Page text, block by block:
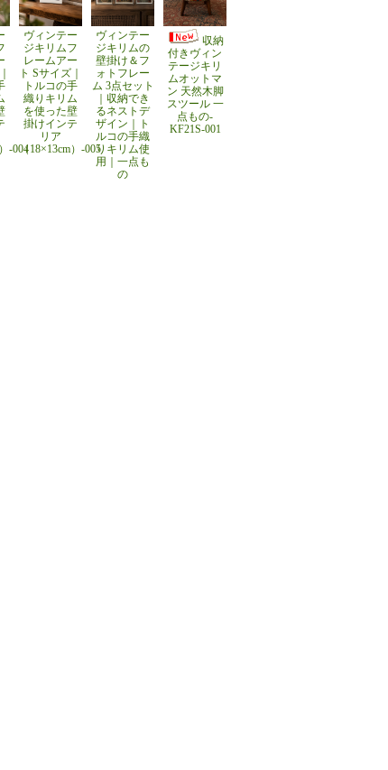
-004
ヴィンテー
ジキリムフ
レームアー
ト Sサイズ｜
トルコの手
織りキリム
を使った壁
掛けインテ
リア
（18×13cm）-005
ヴィンテー
ジキリムの
壁掛け＆フ
ォトフレー
ム 3点セット
｜収納でき
るネストデ
ザイン｜ト
ルコの手織
りキリム使
用｜一点も
の
収納
付きヴィン
テージキリ
ムオットマ
ン 天然木脚
スツール 一
点もの-
KF21S-001